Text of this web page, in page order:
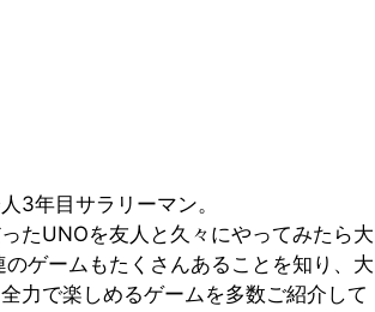
3年目サラリーマン。
たUNOを友人と久々にやってみたら大
ゲームもたくさんあることを知り、大
力で楽しめるゲームを多数ご紹介して